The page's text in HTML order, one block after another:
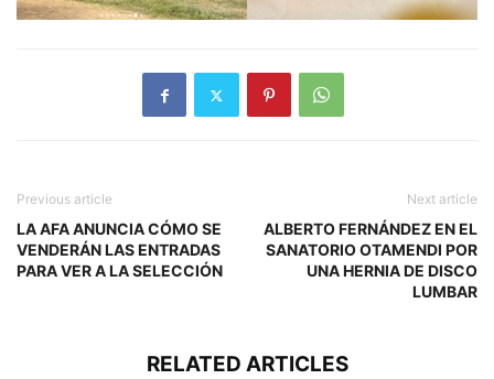
Previous article
LA AFA ANUNCIA CÓMO SE
VENDERÁN LAS ENTRADAS
PARA VER A LA SELECCIÓN
Next article
ALBERTO FERNÁNDEZ EN EL
SANATORIO OTAMENDI POR
UNA HERNIA DE DISCO
LUMBAR
RELATED ARTICLES